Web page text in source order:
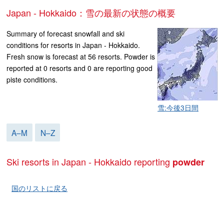
Japan - Hokkaido：雪の最新の状態の概要
雪:今後3日間
Summary of forecast snowfall and ski
conditions for resorts in Japan - Hokkaido.
Fresh snow is forecast at 56 resorts. Powder is
reported at 0 resorts and 0 are reporting good
piste conditions.
A–M N–Z
Ski resorts in Japan - Hokkaido reporting powder
国のリストに戻る